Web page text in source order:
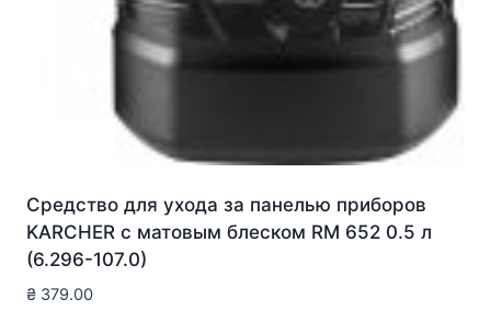
Средство для ухода за панелью приборов
KARCHER с матовым блеском RM 652 0.5 л
(6.296-107.0)
₴ 379.00